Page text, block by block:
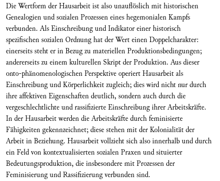
Die Wertform der Hausarbeit ist also unauflöslich mit historischen
Genealogien und sozialen Prozessen eines hegemonialen Kampfs
verbunden. Als Einschreibung und Indikator einer historisch
spezifischen sozialen Ordnung hat der Wert einen Doppelcharakter:
einerseits steht er in Bezug zu materiellen Produktionsbedingungen;
andererseits zu einem kulturellen Skript der Produktion. Aus dieser
onto-phänomenologischen Perspektive operiert Hausarbeit als
Einschreibung und Körperlichkeit zugleich; dies wird nicht nur durch
ihre affektiven Eigenschaften deutlich, sondern auch durch die
vergeschlechtlichte und rassifizierte Einschreibung ihrer Arbeitskräfte.
In der Hausarbeit werden die Arbeitskräfte durch feminisierte
Fähigkeiten gekennzeichnet; diese stehen mit der Kolonialität der
Arbeit in Beziehung. Hausarbeit vollzieht sich also innerhalb und durch
ein Feld von kontextualisierten sozialen Praxen und situierter
Bedeutungsproduktion, die insbesondere mit Prozessen der
Feminisierung und Rassifizierung verbunden sind.